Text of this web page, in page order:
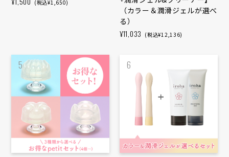
(税込¥1,650)
（カラー＆潤滑ジェルが選べ
る）
¥11,033 (税込¥12,136)
5 6